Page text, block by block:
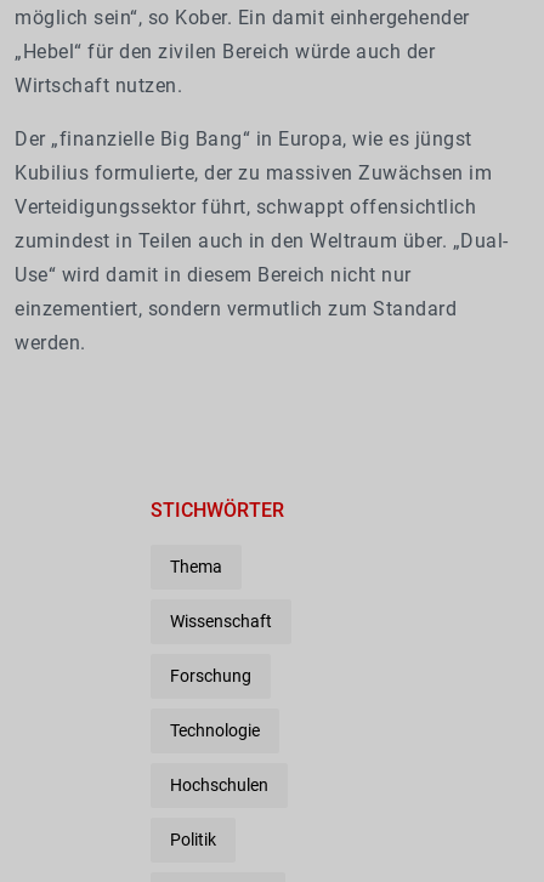
möglich sein“, so Kober. Ein damit einhergehender
„Hebel“ für den zivilen Bereich würde auch der
Wirtschaft nutzen.
Der „finanzielle Big Bang“ in Europa, wie es jüngst
Kubilius formulierte, der zu massiven Zuwächsen im
Verteidigungssektor führt, schwappt offensichtlich
zumindest in Teilen auch in den Weltraum über. „Dual-
Use“ wird damit in diesem Bereich nicht nur
einzementiert, sondern vermutlich zum Standard
werden.
STICHWÖRTER
Thema
Wissenschaft
Forschung
Technologie
Hochschulen
Politik